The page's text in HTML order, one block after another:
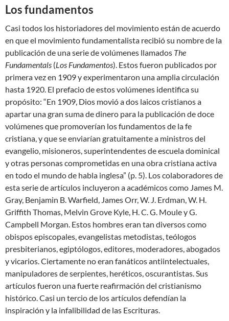
Los fundamentos
Casi todos los historiadores del movimiento están de acuerdo
en que el movimiento fundamentalista recibió su nombre de la
publicación de una serie de volúmenes llamados The
Fundamentals (Los Fundamentos). Estos fueron publicados por
primera vez en 1909 y experimentaron una amplia circulación
hasta 1920. El prefacio de estos volúmenes identifica su
propósito: “En 1909, Dios movió a dos laicos cristianos a
apartar una gran suma de dinero para la publicación de doce
volúmenes que promoverían los fundamentos de la fe
cristiana, y que se enviarían gratuitamente a ministros del
evangelio, misioneros, superintendentes de escuela dominical
y otras personas comprometidas en una obra cristiana activa
en todo el mundo de habla inglesa” (p. 5). Los colaboradores de
esta serie de artículos incluyeron a académicos como James M.
Gray, Benjamin B. Warfield, James Orr, W. J. Erdman, W. H.
Griffith Thomas, Melvin Grove Kyle, H. C. G. Moule y G.
Campbell Morgan. Estos hombres eran tan diversos como
obispos episcopales, evangelistas metodistas, teólogos
presbiterianos, egiptólogos, editores, moderadores, abogados
y vicarios. Ciertamente no eran fanáticos antiintelectuales,
manipuladores de serpientes, heréticos, oscurantistas. Sus
artículos fueron una fuerte reafirmación del cristianismo
histórico. Casi un tercio de los artículos defendían la
inspiración y la infalibilidad de las Escrituras.